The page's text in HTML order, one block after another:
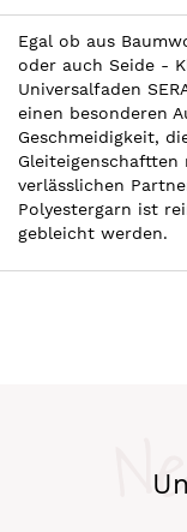
Egal ob aus
oder auch Seide -
Universalfaden
einen besonderen
Geschmeidigkeit,
Gleiteigenschaftten
verlässlichen
Polyestergarn ist
gebleicht werden.